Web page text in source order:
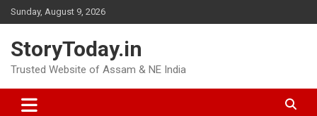
Skip
to
Sunday, August 9, 2026
StoryToday.in
Trusted Website of Assam & NE India